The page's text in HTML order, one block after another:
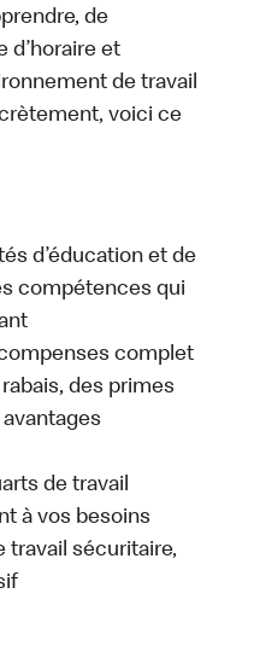
de
d’horaire et
de travail
voici ce
d’éducation et de
compétences qui
complet
des primes
de travail
à vos besoins
travail sécuritaire,